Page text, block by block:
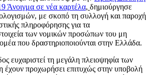
Άνοιγμα σε νέα καρτέλα, δημιούργησε
με σκοπό τη συλλογή και παροχή
πληροφόρησης για τα
των νομικών προσώπων του μη
που δραστηριοποιούνται στην Ελλάδα.
ευχαριστεί τη μεγάλη πλειοψηφία των
έχουν προχωρήσει επιτυχώς στην υποβολή